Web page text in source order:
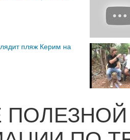
пляж Керим на
ПОЛЕЗНОЙ